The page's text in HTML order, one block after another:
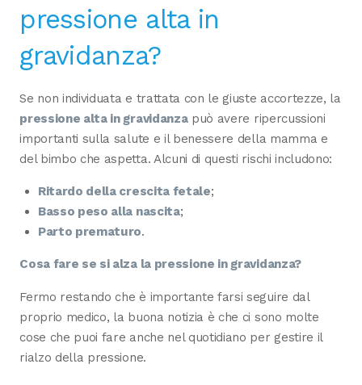
pressione alta in
gravidanza?
Se non individuata e trattata con le giuste accortezze, la
pressione alta in gravidanzapuò avere ripercussioni
importanti sulla salute e il benessere della mamma e
del bimbo che aspetta. Alcuni di questi rischi includono:
Ritardo della crescita fetale;
Basso peso alla nascita;
Parto prematuro.
Cosa fare se si alza la pressione in gravidanza?
Fermo restando che è importante farsi seguire dal
proprio medico, la buona notizia è che ci sono molte
cose che puoi fare anche nel quotidiano per gestire il
rialzo della pressione.